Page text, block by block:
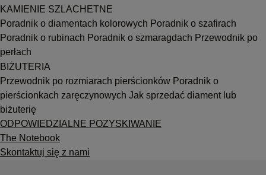
KAMIENIE SZLACHETNE
Poradnik o diamentach kolorowych Poradnik o szafirach
Poradnik o rubinach Poradnik o szmaragdach Przewodnik po
perłach
BIŻUTERIA
Przewodnik po rozmiarach pierścionków Poradnik o
pierścionkach zaręczynowych Jak sprzedać diament lub
biżuterię
ODPOWIEDZIALNE POZYSKIWANIE
The Notebook
Skontaktuj się z nami